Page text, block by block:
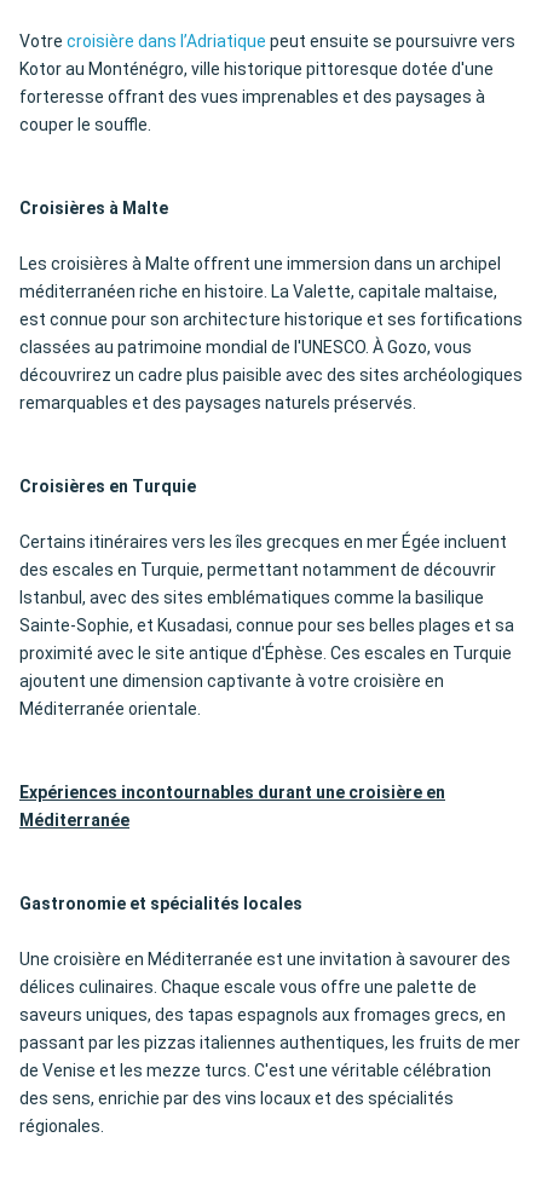
Votre croisière dans l’Adriatique peut ensuite se poursuivre vers
Kotor au Monténégro, ville historique pittoresque dotée d'une
forteresse offrant des vues imprenables et des paysages à
couper le souffle.
Croisières à Malte
Les croisières à Malte offrent une immersion dans un archipel
méditerranéen riche en histoire. La Valette, capitale maltaise,
est connue pour son architecture historique et ses fortifications
classées au patrimoine mondial de l'UNESCO. À Gozo, vous
découvrirez un cadre plus paisible avec des sites archéologiques
remarquables et des paysages naturels préservés.
Croisières en Turquie
Certains itinéraires vers les îles grecques en mer Égée incluent
des escales en Turquie, permettant notamment de découvrir
Istanbul, avec des sites emblématiques comme la basilique
Sainte-Sophie, et Kusadasi, connue pour ses belles plages et sa
proximité avec le site antique d'Éphèse. Ces escales en Turquie
ajoutent une dimension captivante à votre croisière en
Méditerranée orientale.
Expériences incontournables durant une croisière en
Méditerranée
Gastronomie et spécialités locales
Une croisière en Méditerranée est une invitation à savourer des
délices culinaires. Chaque escale vous offre une palette de
saveurs uniques, des tapas espagnols aux fromages grecs, en
passant par les pizzas italiennes authentiques, les fruits de mer
de Venise et les mezze turcs. C'est une véritable célébration
des sens, enrichie par des vins locaux et des spécialités
régionales.